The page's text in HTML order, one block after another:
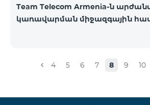
Team Telecom Armenia-ն
կառավարման միջազգային
4 5 6 7 8 9 10